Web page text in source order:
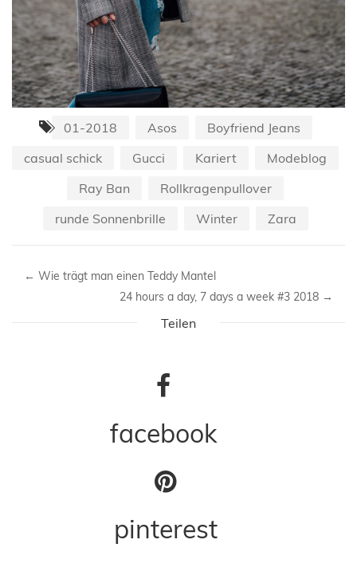
01-2018 Asos
Boyfriend Jeans
casual schick
Gucci Kariert
Modeblog
Ray Ban
Rollkragenpullover
runde Sonnenbrille
Winter Zara
← Wie trägt man einen Teddy Mantel
24 hours a day, 7 days a week #3 2018 →
Teilen
facebook
pinterest